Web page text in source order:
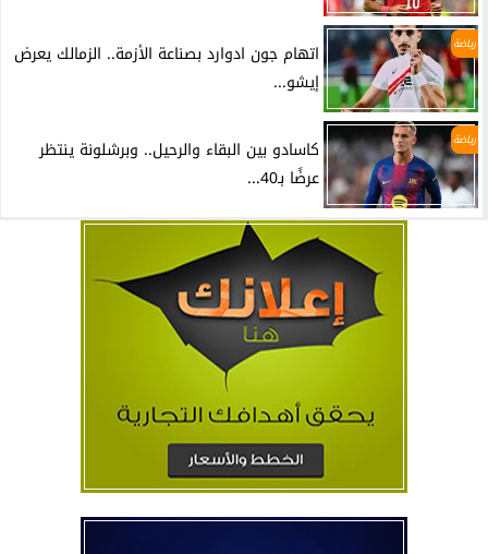
رياضة
اتهام جون ادوارد بصناعة الأزمة.. الزمالك يعرض
إيشو...
رياضة
كاسادو بين البقاء والرحيل.. وبرشلونة ينتظر
عرضًا بـ40...